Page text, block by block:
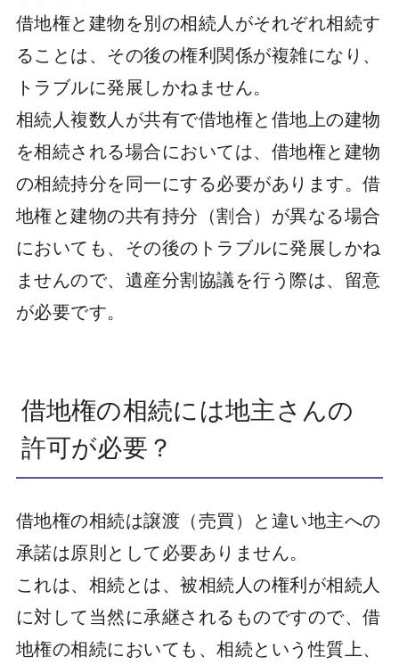
借地権と建物を別の相続人がそれぞれ相続す
ることは、その後の権利関係が複雑になり、
トラブルに発展しかねません。
相続人複数人が共有で借地権と借地上の建物
を相続される場合においては、借地権と建物
の相続持分を同一にする必要があります。借
地権と建物の共有持分（割合）が異なる場合
においても、その後のトラブルに発展しかね
ませんので、遺産分割協議を行う際は、留意
が必要です。
借地権の相続には地主さんの
許可が必要？
借地権の相続は譲渡（売買）と違い地主への
承諾は原則として必要ありません。
これは、相続とは、被相続人の権利が相続人
に対して当然に承継されるものですので、借
地権の相続においても、相続という性質上、